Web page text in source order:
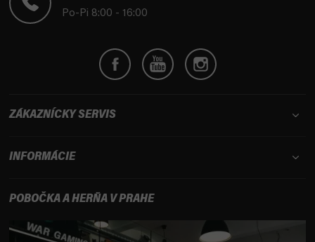
Po-Pi 8:00 - 16:00
ZÁKAZNÍCKY SERVIS
INFORMÁCIE
POBOČKA A HERŇA V PRAHE